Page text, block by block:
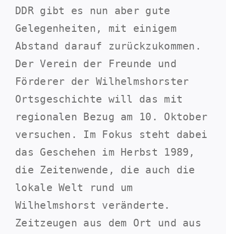
DDR gibt es nun aber gute
Gelegenheiten, mit einigem
Abstand darauf zurückzukommen.
Der Verein der Freunde und
Förderer der Wilhelmshorster
Ortsgeschichte will das mit
regionalen Bezug am 10. Oktober
versuchen. Im Fokus steht dabei
das Geschehen im Herbst 1989,
die Zeitenwende, die auch die
lokale Welt rund um
Wilhelmshorst veränderte.
Zeitzeugen aus dem Ort und aus